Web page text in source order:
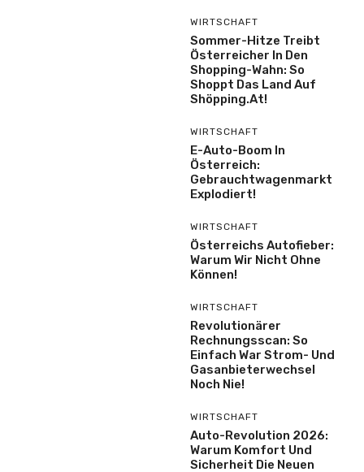
WIRTSCHAFT
Sommer-Hitze Treibt
Österreicher In Den
Shopping-Wahn: So
Shoppt Das Land Auf
Shöpping.at!
WIRTSCHAFT
E-Auto-Boom In
Österreich:
Gebrauchtwagenmarkt
Explodiert!
WIRTSCHAFT
Österreichs Autofieber:
Warum Wir Nicht Ohne
Können!
WIRTSCHAFT
Revolutionärer
Rechnungsscan: So
Einfach War Strom- Und
Gasanbieterwechsel
Noch Nie!
WIRTSCHAFT
Auto-Revolution 2026:
Warum Komfort Und
Sicherheit Die Neuen